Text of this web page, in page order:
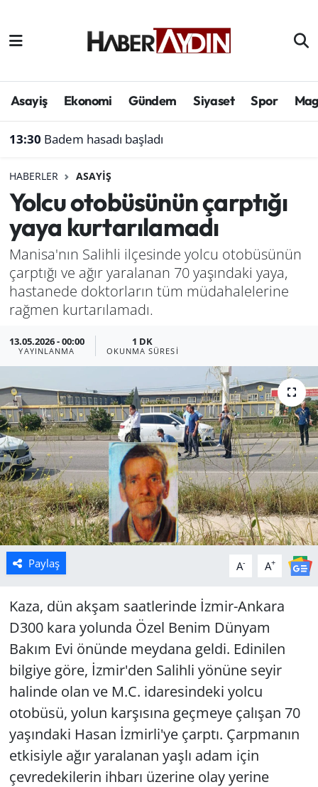
Asayiş Ekonomi Gündem Siyaset Spor
13:30 Badem hasadı başladı
HABERLER ASAYIŞ
Yolcu otobüsünün çarptığı
yaya kurtarılamadı
Manisa'nın Salihli ilçesinde yolcu otobüsünün
çarptığı ve ağır yaralanan 70 yaşındaki yaya,
hastanede doktorların tüm müdahalelerine
rağmen kurtarılamadı.
13.05.2026 - 00:00
YAYINLANMA
1 DK
OKUNMA SÜRESI
Paylaş A- A+
Kaza, dün akşam saatlerinde İzmir-Ankara
D300 kara yolunda Özel Benim Dünyam
Bakım Evi önünde meydana geldi. Edinilen
bilgiye göre, İzmir'den Salihli yönüne seyir
halinde olan ve M.C. idaresindeki yolcu
otobüsü, yolun karşısına geçmeye çalışan 70
yaşındaki Hasan İzmirli'ye çarptı. Çarpmanın
etkisiyle ağır yaralanan yaşlı adam için
çevredekilerin ihbarı üzerine olay yerine
Afyonkarahisar
Çevre
Genel
Haber
Izmir
Kütahya
Manisa
Politika
Uşak
Aydın Hava Durumu
Süper Lig Puan Durumu ve Fikstür
Son Dakika Haberleri
Haber Arşivi